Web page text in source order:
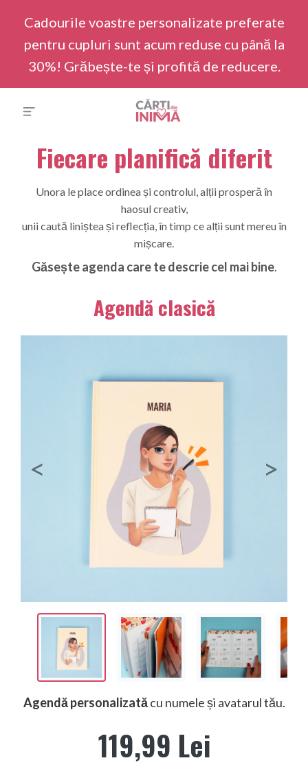
Cadourile voastre personalizate preferate
pentru cupluri sunt acum reduse cu până la
30%! Grăbește-te și profită de reducere.
Fiecare planifică diferit
Unora le place ordinea și controlul, alții prosperă în
haosul creativ,
unii caută liniștea și reflecția, în timp ce alții sunt mereu în
mișcare.
Găsește agenda care te descrie cel mai bine.
Agendă clasică
Previous Next
Agendă personalizatăcu numele și avatarul tău.
119,99 Lei